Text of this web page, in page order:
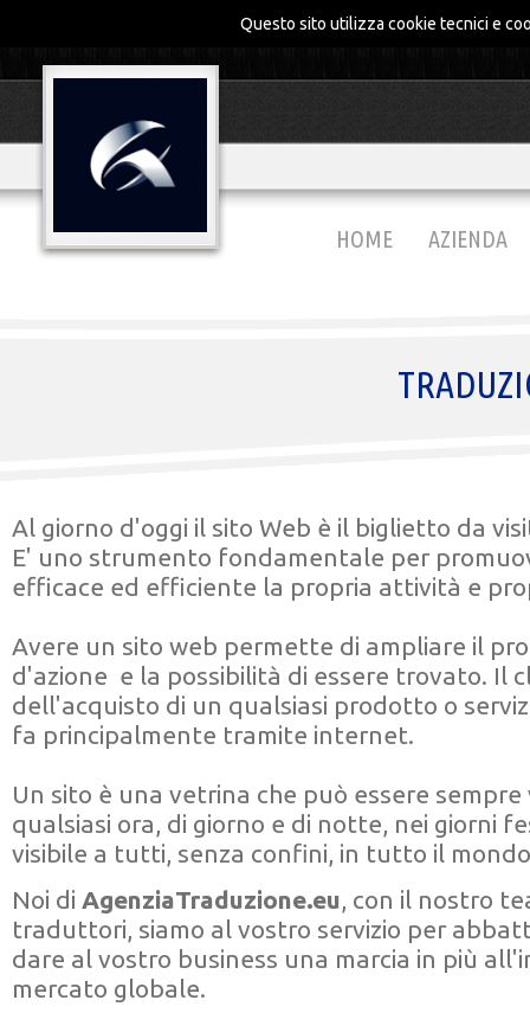
Questo sito utilizza cookie tecnici e
HOME AZIENDA
Al giorno d'oggi il sito Web è il biglietto da
E' uno strumento fondamentale per
efficace ed efficiente la propria attività e
Avere un sito web permette di ampliare il
d'azione e la possibilità di essere trovato. Il
dell'acquisto di un qualsiasi prodotto o
fa principalmente tramite internet.
Un sito è una vetrina che può essere sempre
qualsiasi ora, di giorno e di notte, nei giorni
visibile a tutti, senza confini, in tutto il
Noi di AgenziaTraduzione.eu, con il nostro
traduttori, siamo al vostro servizio per
dare al vostro business una marcia in più
mercato globale.